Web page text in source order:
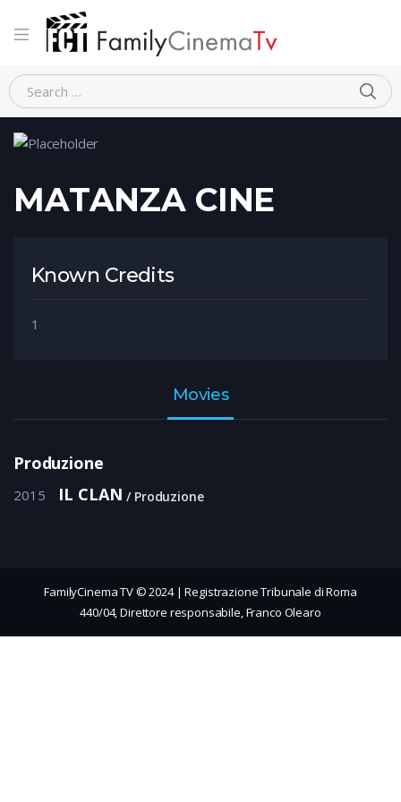
Home Person MATANZA CINE
MATANZA CINE
Known Credits
1
Movies
Produzione
2015 IL CLAN Produzione
FamilyCinema TV © 2024 | Registrazione Tribunale di Roma
440/04, Direttore responsabile, Franco Olearo